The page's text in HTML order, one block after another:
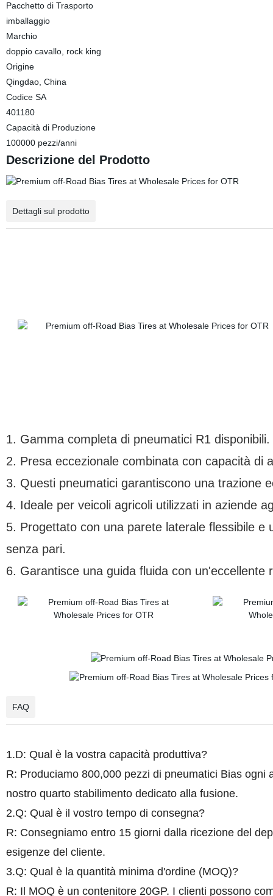
Pacchetto di Trasporto
imballaggio
Marchio
doppio cavallo, rock king
Origine
Qingdao, China
Codice SA
401180
Capacità di Produzione
100000 pezzi/anni
Descrizione del Prodotto
Dettagli sul prodotto
1. Gamma completa di pneumatici R1 disponibili.
2. Presa eccezionale combinata con capacità di
3. Questi pneumatici garantiscono una trazione
4. Ideale per veicoli agricoli utilizzati in aziende
5. Progettato con una parete laterale flessibile
senza pari.
6. Garantisce una guida fluida con
FAQ
1.D: Qual è la vostra capacità produttiva?
R: Produciamo 800,000 pezzi di pneumatici Bias
nostro quarto stabilimento dedicato alla fusione.
2.Q: Qual è il vostro tempo di consegna?
R: Consegniamo entro 15 giorni dalla ricezione del
esigenze del cliente.
3.Q: Qual è la quantità minima d'ordine (MOQ)?
R: Il MOQ è un contenitore 20GP. I clienti possono